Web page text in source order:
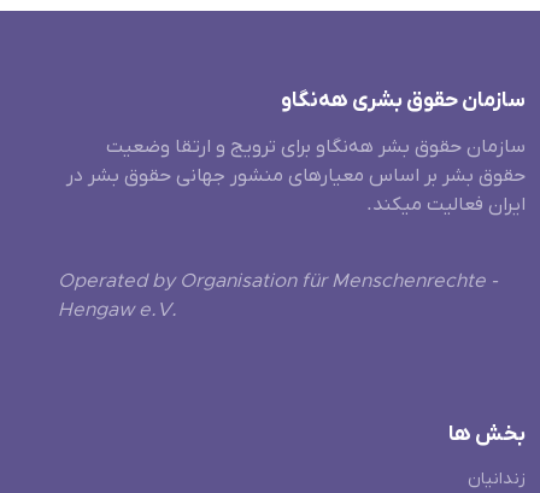
سازمان حقوق بشری هەنگاو
سازمان حقوق بشر هه‌نگاو برای ترویج و ارتقا وضعیت
حقوق بشر بر اساس معیارهای منشور جهانی حقوق بشر در
ایران فعالیت میکند.
Operated by Organisation für Menschenrechte -
Hengaw e.V.
بخش ها
زندانیان